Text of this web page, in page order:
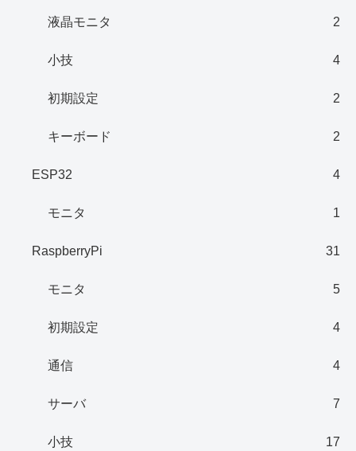
液晶モニタ 2
小技 4
初期設定 2
キーボード 2
ESP32 4
モニタ 1
RaspberryPi 31
モニタ 5
初期設定 4
通信 4
サーバ 7
小技 17